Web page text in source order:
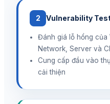
2 Vulnerability
Đánh giá lỗ hổng của
Network, Server và
Cung cấp đầu vào
cải thiện